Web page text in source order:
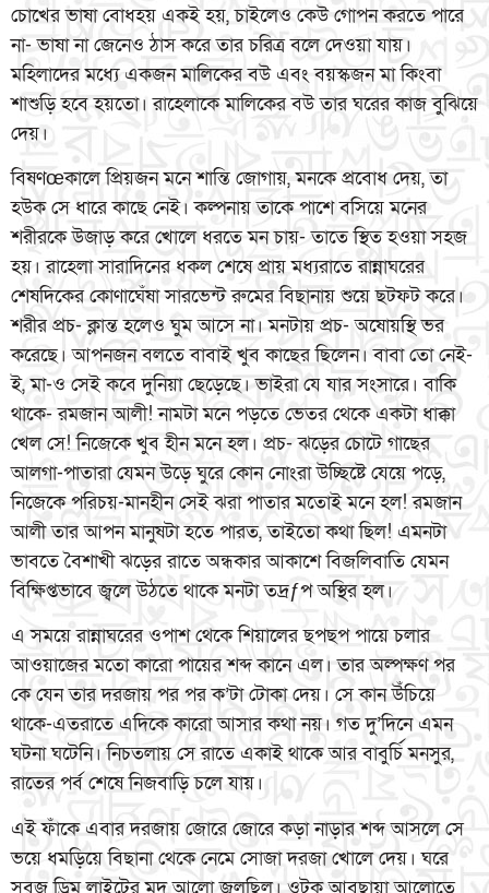
চোখের ভাষা বোধহয় একই হয়, চাইলেও কেউ গোপন করতে পারে
না- ভাষা না জেনেও ঠাস করে তার চরিত্র বলে দেওয়া যায়।
মহিলাদের মধ্যে একজন মালিকের বউ এবং বয়স্কজন মা কিংবা
শাশুড়ি হবে হয়তো। রাহেলাকে মালিকের বউ তার ঘরের কাজ বুঝিয়ে
দেয়।
বিষণœকালে প্রিয়জন মনে শান্তি জোগায়, মনকে প্রবোধ দেয়, তা
হউক সে ধারে কাছে নেই। কল্পনায় তাকে পাশে বসিয়ে মনের
শরীরকে উজাড় করে খোলে ধরতে মন চায়- তাতে স্থিত হওয়া সহজ
হয়। রাহেলা সারাদিনের ধকল শেষে প্রায় মধ্যরাতে রান্নাঘরের
শেষদিকের কোণাঘেঁষা সারভেন্ট রুমের বিছানায় শুয়ে ছটফট করে।
শরীর প্রচ- ক্লান্ত হলেও ঘুম আসে না। মনটায় প্রচ- অষোয়স্থি ভর
করেছে। আপনজন বলতে বাবাই খুব কাছের ছিলেন। বাবা তো নেই-
ই, মা-ও সেই কবে দুনিয়া ছেড়েছে। ভাইরা যে যার সংসারে। বাকি
থাকে- রমজান আলী! নামটা মনে পড়তে ভেতর থেকে একটা ধাক্কা
খেল সে! নিজেকে খুব হীন মনে হল। প্রচ- ঝড়ের চোটে গাছের
আলগা-পাতারা যেমন উড়ে ঘুরে কোন নোংরা উচ্ছিষ্টে যেয়ে পড়ে,
নিজেকে পরিচয়-মানহীন সেই ঝরা পাতার মতোই মনে হল! রমজান
আলী তার আপন মানুষটা হতে পারত, তাইতো কথা ছিল! এমনটা
ভাবতে বৈশাখী ঝড়ের রাতে অন্ধকার আকাশে বিজলিবাতি যেমন
বিক্ষিপ্তভাবে জ্বলে উঠতে থাকে মনটা তদ্রƒপ অস্থির হল।
এ সময়ে রান্নাঘরের ওপাশ থেকে শিয়ালের ছপছপ পায়ে চলার
আওয়াজের মতো কারো পায়ের শব্দ কানে এল। তার অল্পক্ষণ পর
কে যেন তার দরজায় পর পর ক’টা টোকা দেয়। সে কান উঁচিয়ে
থাকে-এতরাতে এদিকে কারো আসার কথা নয়। গত দু’দিনে এমন
ঘটনা ঘটেনি। নিচতলায় সে রাতে একাই থাকে আর বাবুর্চি মনসুর,
রাতের পর্ব শেষে নিজবাড়ি চলে যায়।
এই ফাঁকে এবার দরজায় জোরে জোরে কড়া নাড়ার শব্দ আসলে সে
ভয়ে ধমড়িয়ে বিছানা থেকে নেমে সোজা দরজা খোলে দেয়। ঘরে
সবুজ ড্রিম লাইটের মৃদু আলো জ্বলছিল। ওটুকু আবছায়া আলোতে